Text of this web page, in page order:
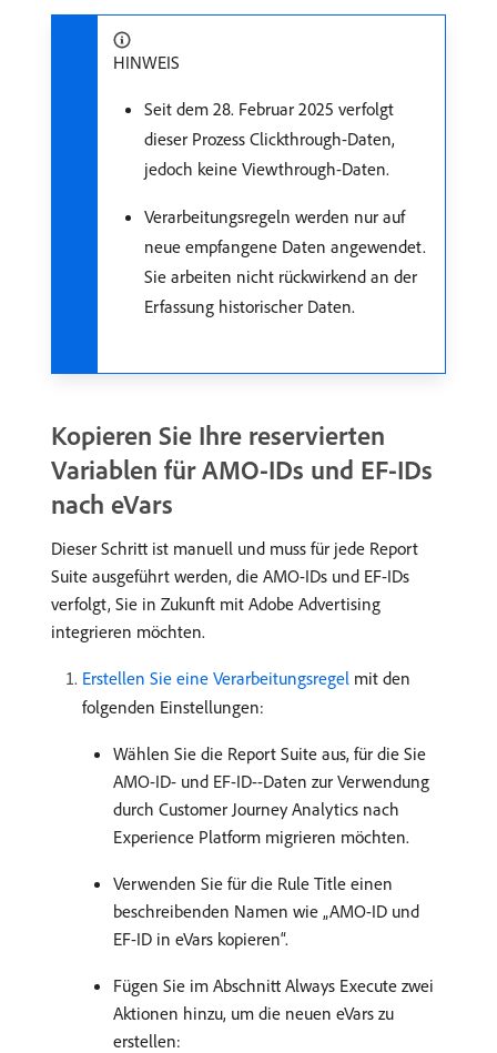
HINWEIS
Seit dem 28. Februar 2025 verfolgt
dieser Prozess Clickthrough-Daten,
jedoch keine Viewthrough-Daten.
Verarbeitungsregeln werden nur auf
neue empfangene Daten angewendet.
Sie arbeiten nicht rückwirkend an der
Erfassung historischer Daten.
Kopieren Sie Ihre reservierten
Variablen für AMO-IDs und EF-IDs
nach eVars
Dieser Schritt ist manuell und muss für jede Report
Suite ausgeführt werden, die AMO-IDs und EF-IDs
verfolgt, Sie in Zukunft mit Adobe Advertising
integrieren möchten.
Erstellen Sie eine Verarbeitungsregel mit den
folgenden Einstellungen:
Wählen Sie die Report Suite aus, für die Sie
AMO-ID- und EF-ID--Daten zur Verwendung
durch Customer Journey Analytics nach
Experience Platform migrieren möchten.
Verwenden Sie für die Rule Title einen
beschreibenden Namen wie „AMO-ID und
EF-ID in eVars kopieren“.
Fügen Sie im Abschnitt Always Execute zwei
Aktionen hinzu, um die neuen eVars zu
erstellen: